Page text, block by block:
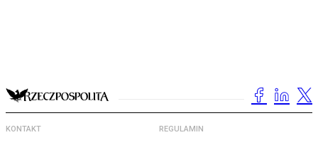
KONTAKT REGULAMIN